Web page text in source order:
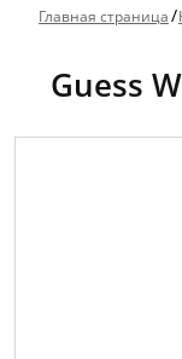
Главная страница
Guess